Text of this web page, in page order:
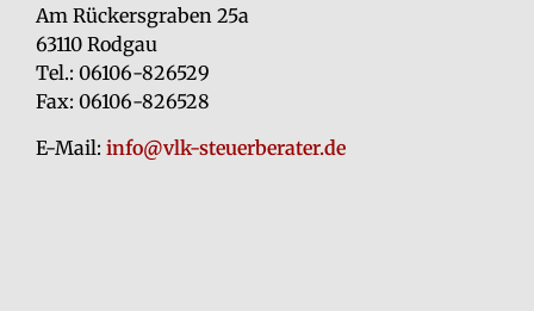
Am Rückersgraben 25a
63110 Rodgau
Tel.: 06106-826529
Fax: 06106-826528
E-Mail: info@vlk-steuerberater.de